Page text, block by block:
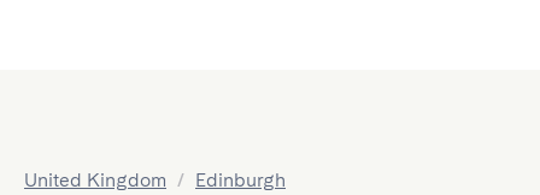
United Kingdom / Edinburgh